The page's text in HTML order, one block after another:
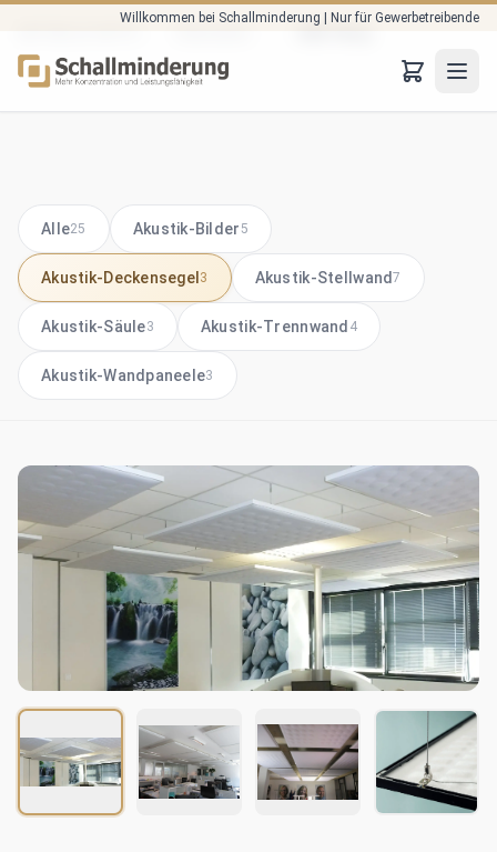
Willkommen bei Schallminderung | Nur für Gewerbetreibende
Alle25 Akustik-Bilder 5
Akustik-Deckensegel 3 Akustik-Stellwand7
Akustik-Säule3 Akustik-Trennwand 4
Akustik-Wandpaneele3